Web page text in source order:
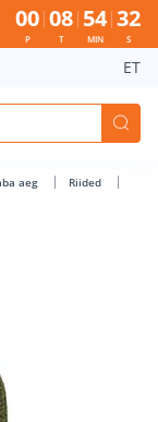
has loaded
00
P
08
T
54
MIN
31
S
ET
aeg
Riided